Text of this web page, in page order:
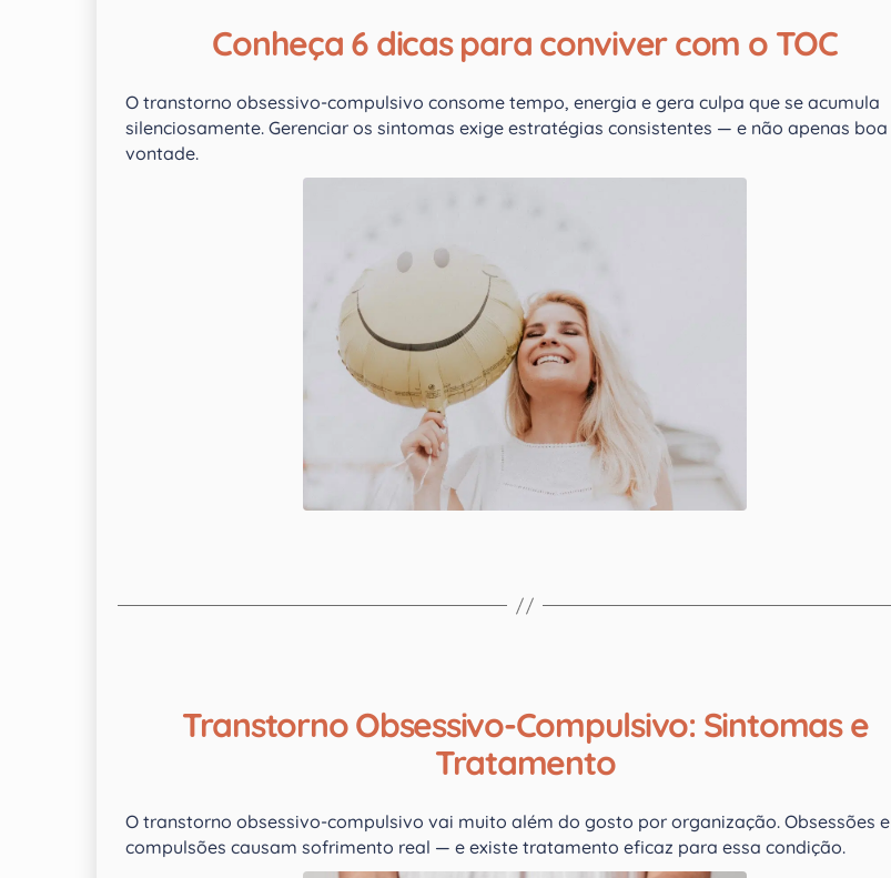
Conheça 6 dicas para conviver com o TOC
O transtorno obsessivo-compulsivo consome tempo, energia e gera culpa que se acumula
silenciosamente. Gerenciar os sintomas exige estratégias consistentes — e não apenas boa
vontade.
Transtorno Obsessivo-Compulsivo: Sintomas e
Tratamento
O transtorno obsessivo-compulsivo vai muito além do gosto por organização. Obsessões e
compulsões causam sofrimento real — e existe tratamento eficaz para essa condição.